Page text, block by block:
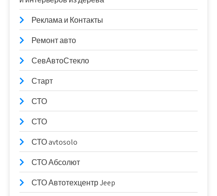
Реклама и Контакты
Ремонт авто
СевАвтоСтекло
Старт
СТО
СТО
СТО avtosolo
СТО Абсолют
СТО Автотехцентр Jeep